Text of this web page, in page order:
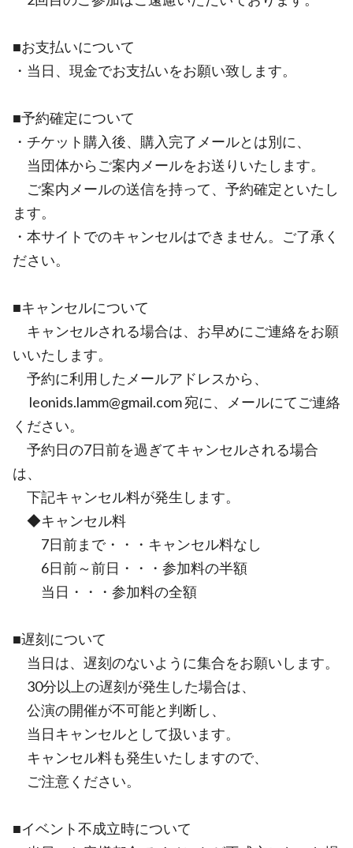
■お支払いについて
・当日、現金でお支払いをお願い致します。
■予約確定について
・チケット購入後、購入完了メールとは別に、
当団体からご案内メールをお送りいたします。
ご案内メールの送信を持って、予約確定といたし
ます。
・本サイトでのキャンセルはできません。ご了承く
ださい。
■キャンセルについて
キャンセルされる場合は、お早めにご連絡をお願
いいたします。
予約に利用したメールアドレスから、
leonids.lamm@gmail.com 宛に、メールにてご連絡
ください。
予約日の7日前を過ぎてキャンセルされる場合
は、
下記キャンセル料が発生します。
◆キャンセル料
7日前まで・・・キャンセル料なし
6日前～前日・・・参加料の半額
当日・・・参加料の全額
■遅刻について
当日は、遅刻のないように集合をお願いします。
30分以上の遅刻が発生した場合は、
公演の開催が不可能と判断し、
当日キャンセルとして扱います。
キャンセル料も発生いたしますので、
ご注意ください。
■イベント不成立時について